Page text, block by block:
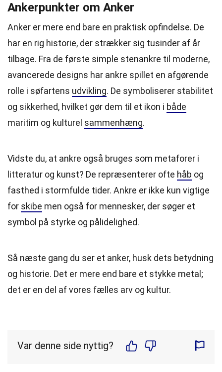
Ankerpunkter om Anker
Anker er mere end bare en praktisk opfindelse. De
har en rig historie, der strækker sig tusinder af år
tilbage. Fra de første simple stenankre til moderne,
avancerede designs har ankre spillet en afgørende
rolle i søfartens udvikling. De symboliserer stabilitet
og sikkerhed, hvilket gør dem til et ikon i både
maritim og kulturel sammenhæng.
Vidste du, at ankre også bruges som metaforer i
litteratur og kunst? De repræsenterer ofte håb og
fasthed i stormfulde tider. Ankre er ikke kun vigtige
for skibe men også for mennesker, der søger et
symbol på styrke og pålidelighed.
Så næste gang du ser et anker, husk dets betydning
og historie. Det er mere end bare et stykke metal;
det er en del af vores fælles arv og kultur.
Var denne side nyttig?